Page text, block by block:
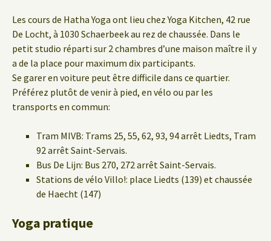
Les cours de Hatha Yoga ont lieu chez Yoga Kitchen, 42 rue
De Locht, à 1030 Schaerbeek au rez de chaussée. Dans le
petit studio réparti sur 2 chambres d’une maison maître il y
a de la place pour maximum dix participants.
Se garer en voiture peut être difficile dans ce quartier.
Préférez plutôt de venir à pied, en vélo ou par les
transports en commun:
Tram MIVB: Trams 25, 55, 62, 93, 94 arrêt Liedts, Tram
92 arrêt Saint-Servais.
Bus De Lijn: Bus 270, 272 arrêt Saint-Servais.
Stations de vélo Villo!: place Liedts (139) et chaussée
de Haecht (147)
Yoga pratique